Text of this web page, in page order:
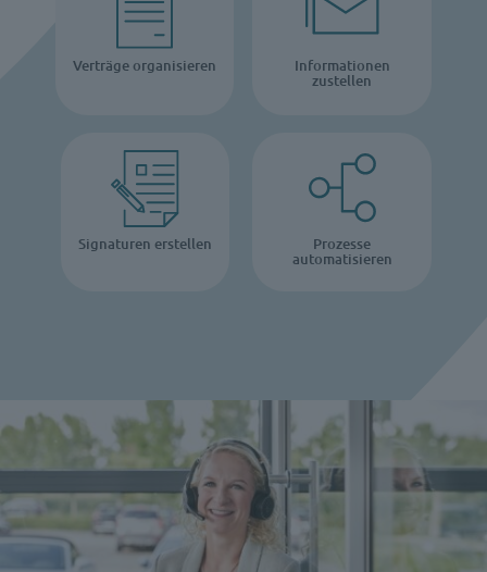
Verträge organisieren Informationen
zustellen
Signaturen erstellen Prozesse
automatisieren